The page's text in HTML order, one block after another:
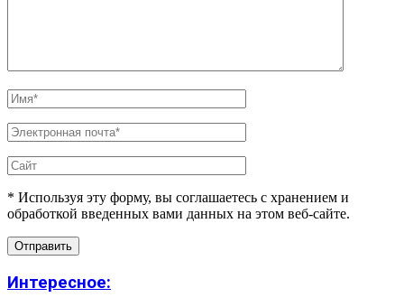
* Используя эту форму, вы соглашаетесь с хранением и
обработкой введенных вами данных на этом веб-сайте.
Интересное: